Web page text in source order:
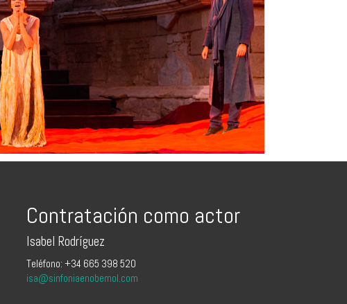
Contratación como actor
Isabel Rodríguez
Teléfono: +34 665 398 520
isa@sinfoniaenobemol.com